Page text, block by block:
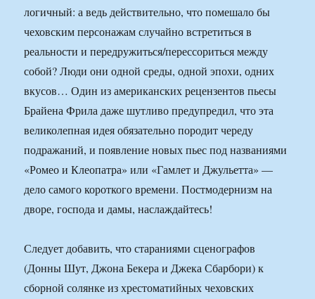
логичный: а ведь действительно, что помешало бы
чеховским персонажам случайно встретиться в
реальности и передружиться/перессориться между
собой? Люди они одной среды, одной эпохи, одних
вкусов… Один из американских рецензентов пьесы
Брайена Фрила даже шутливо предупредил, что эта
великолепная идея обязательно породит череду
подражаний, и появление новых пьес под названиями
«Ромео и Клеопатра» или «Гамлет и Джульетта» —
дело самого короткого времени. Постмодернизм на
дворе, господа и дамы, наслаждайтесь!
Следует добавить, что стараниями сценографов
(Донны Шут, Джона Бекера и Джека Сбарбори) к
сборной солянке из хрестоматийных чеховских